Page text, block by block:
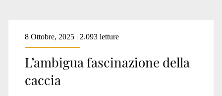
Tag:
<span>abolizione
8 Ottobre, 2025 | 2.093 letture
L’ambigua fascinazione della
caccia